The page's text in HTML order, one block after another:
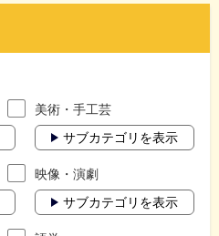
美術・手工芸
サブカテゴリを表示
映像・演劇
サブカテゴリを表示